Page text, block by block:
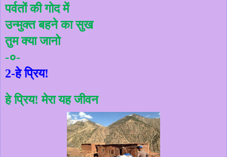
पर्वतों की गोद में
उन्मुक्त बहने का सुख
तुम क्या जानो
-०-
2-हे प्रिय!
हे प्रिय!मेरा यह जीवन